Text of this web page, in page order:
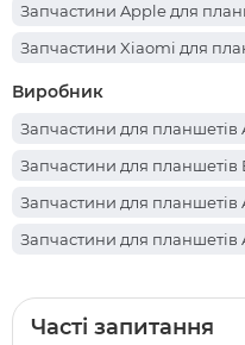
Запчастини Apple для
Запчастини Xiaomi для
Запчастини Sigma для
Запчастини Sigma для
Запчастини Lenovo для
Запчастини Prestigio для
Запчастини Lenovo для
Запчастини Teclast для
Виробник
Запчастини для планшетів
Запчастини для планшетів
Запчастини для планшетів
Запчастини для
Запчастини для планшетів
Часті запитання